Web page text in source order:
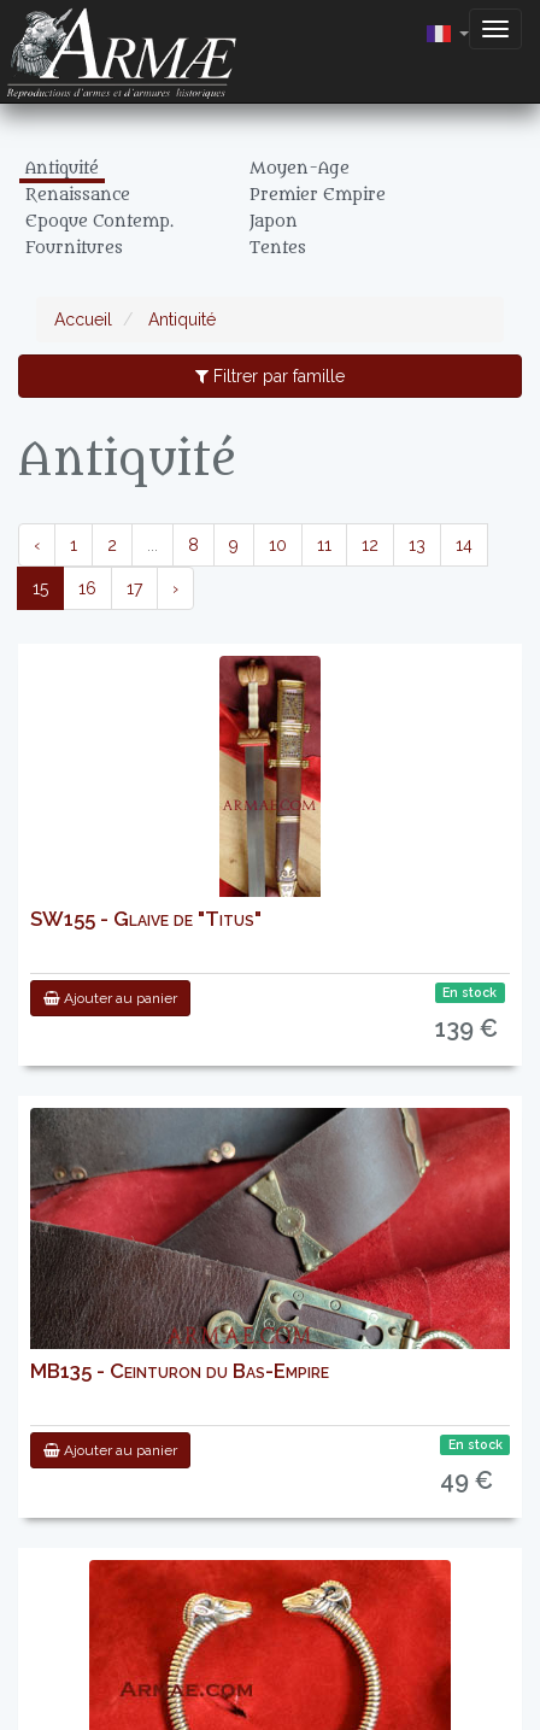
Antiquité
Moyen-Age
Renaissance
Premier Empire
Epoque Contemp.
Japon
Fournitures
Tentes
Accueil Antiquité
Filtrer par famille
Antiquité
‹ 1 2 8 9 10 11 12 13 14
15 16 17 ›
SW155 - Glaive de "Titus"
Ajouter au panier En stock
139 €
MB135 - Ceinturon du Bas-Empire
Ajouter au panier En stock
49 €